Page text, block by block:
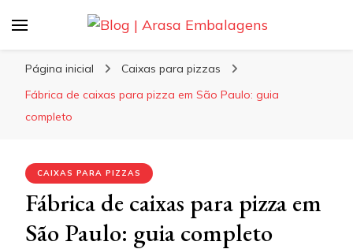
pizzas, doces e salgados. Tudo para seu
comércio com a qualidade Arasa. Leia nossos
Página inicial
Caixas para pizzas
Fábrica de caixas para pizza em São Paulo: guia
completo
CAIXAS PARA PIZZAS
Fábrica de caixas para pizza em
São Paulo: guia completo